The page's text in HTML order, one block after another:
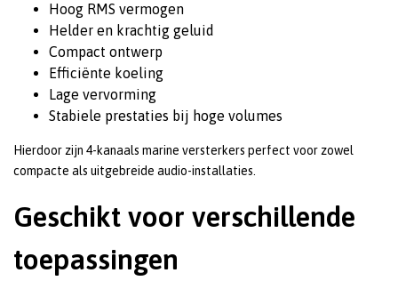
Hoog RMS vermogen
Helder en krachtig geluid
Compact ontwerp
Efficiënte koeling
Lage vervorming
Stabiele prestaties bij hoge volumes
Hierdoor zijn 4-kanaals marine versterkers perfect voor zowel
compacte als uitgebreide audio-installaties.
Geschikt voor verschillende
toepassingen